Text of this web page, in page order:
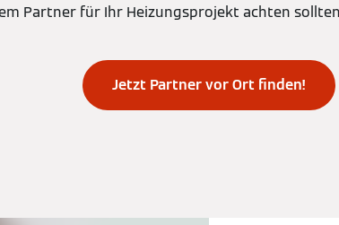
Partner für Ihr Heizungsprojekt achten
Jetzt Partner vor Ort finden!